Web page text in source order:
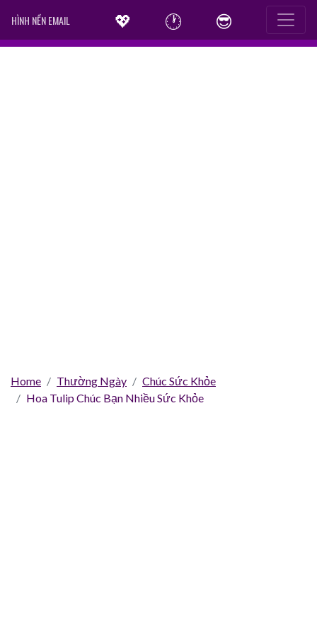
HÌNH NỀN EMAIL 💖 🕐 😎
Home Thường Ngày
Chúc Sức Khỏe
Hoa Tulip Chúc Bạn Nhiều Sức Khỏe